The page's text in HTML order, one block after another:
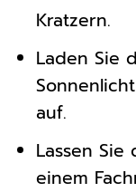
Kratzern.
Laden Sie
auf.
Lassen
einem